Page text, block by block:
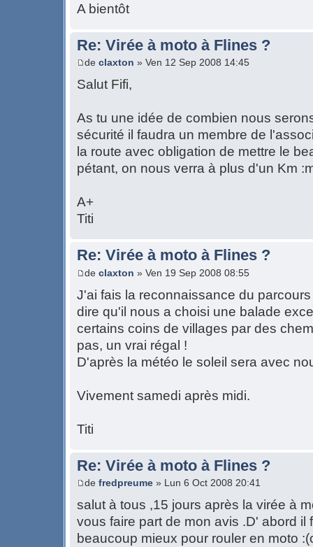
A bientôt
Re: Virée à moto à Flines ?
de claxton » Ven 12 Sep 2008 14:45
Salut Fifi,
As tu une idée de combien nous
sécurité il faudra un membre de
la route avec obligation de mettre le
pétant, on nous verra à plus d'un Km
A+
Titi
Re: Virée à moto à Flines ?
de claxton » Ven 19 Sep 2008 08:55
J'ai fais la reconnaissance du
dire qu'il nous a choisi une balade
certains coins de villages par des
pas, un vrai régal !
D'après la météo le soleil sera avec
Vivement samedi après midi.
Titi
Re: Virée à moto à Flines ?
de fredpreume » Lun 6 Oct 2008 20:41
salut à tous ,15 jours après la virée à
vous faire part de mon avis .D' abord il
beaucoup mieux pour rouler en moto